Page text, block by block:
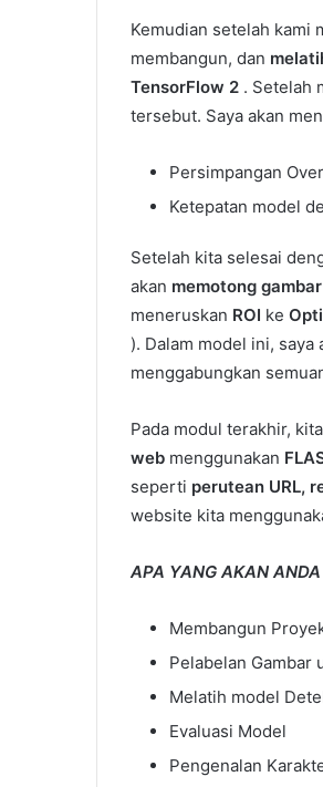
Kemudian setelah kami
membangun, dan
TensorFlow 2 . Setelah
tersebut. Saya akan
Persimpangan
Ketepatan model
Setelah kita selesai
akan memotong
meneruskan ROI ke
). Dalam model ini,
menggabungkan
Pada modul terakhir,
web menggunakan
seperti perutean URL,
website kita
APA YANG AKAN
Membangun
Pelabelan Gambar
Melatih model
Evaluasi Model
Pengenalan